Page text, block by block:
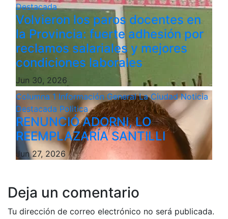
Destacada
Volvieron los paros docentes en
la Provincia: fuerte adhesión por
reclamos salariales y mejores
condiciones laborales
Jun 30, 2026
Columna 1 Información GeneralLa CiudadNoticia
Destacada Politica
RENUNCIÓ ADORNI, LO
REEMPLAZARÍA SANTILLI
Jun 27, 2026
Deja un comentario
Tu dirección de correo electrónico no será publicada.